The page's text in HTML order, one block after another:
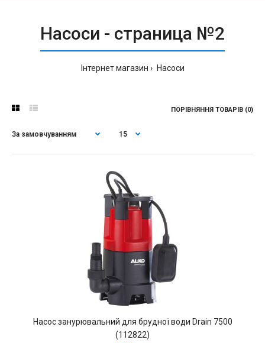
Насоси - страница №2
Інтернет магазин Насоси
ПОРІВНЯННЯ ТОВАРІВ (0)
Насос занурювальний для брудної води Drain 7500
(112822)